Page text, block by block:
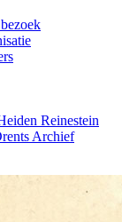
Reinestein
Archief